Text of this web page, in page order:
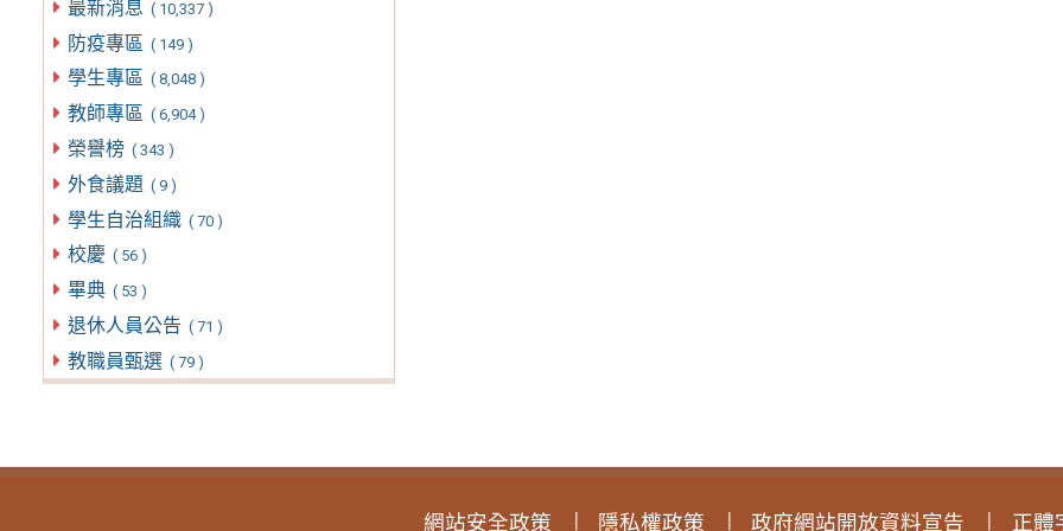
最新消息 ( 10,337 )
防疫專區 ( 149 )
學生專區 ( 8,048 )
教師專區 ( 6,904 )
榮譽榜 ( 343 )
外食議題 ( 9 )
學生自治組織 ( 70 )
校慶 ( 56 )
畢典 ( 53 )
退休人員公告 ( 71 )
教職員甄選 ( 79 )
網站安全政策 隱私權政策 政府網站開放資料宣告 正體